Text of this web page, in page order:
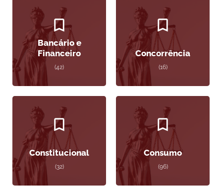
Bancário e
Financeiro
(42)
Concorrência
(16)
Constitucional
(32)
Consumo
(96)